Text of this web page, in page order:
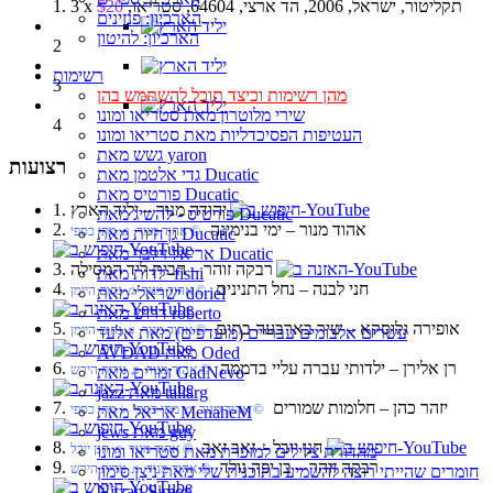
הארכיון: פנזינים
הארכיון: להיטון
רשימות
מהן רשימות וכיצד תוכל להשתמש בהן
שירי מלוטרון מאת סטריאו ומונו
העטיפות הפסיכדליות מאת סטריאו ומונו
גשש מאת yaron
גדי אלטמן מאת Ducatic
פורטיס מאת Ducatic
פורטיס - להשיג מאת Ducatic
גן חיות מאת Ducatic
אריאל זילבר מאת Ducatic
ילדות מאת fishi
ישראלי מאת doriel
דרוש מאת roberto
עשרים אלבומים עבריים (מועדפים) מאת אלעד
AVDAD מאת Oded
זמרים מאת GadNevo
jazz מאת taliarg
אריאל מאת MenaheM
jews מאת guy
מהדורת צלילים למזכרת מאת סטריאו ומונו
חומרים שהייתי רוצה להשמיע בתוכנית שלי מאת נִיצָן סִימוֹן
1. 3 x תקליטור, ישראל, 2006, הד ארצי, 64604, סטריאו, $20
2
3
4
רצועות
1. יהודה מנור‏ – יליד הארץ
2. אהוד מנור‏ – ימי בנימינה‏ © אהוד מנור‏ ♫ מתי כספי
3. רבקה זוהר‏ – הבית ליד המסילה
4. חני לבנה‏ – נחל התנינים‏ © אהוד מנור‏ ♫ נחום היימן
5. אופירה גלוסקא‏ – שיר בארבעה בתים‏ © אהוד מנור‏ ♫ נחום היימן
6. רן אלירן‏ – ילדותי עברה עליי בדממה‏ © אהוד מנור‏ ♫ נורית הירש
7. יזהר כהן‏ – חלומות שמורים ‏ © אהוד מנור‏ ♫ מתי כספי‏ ♭ מתי כספי
8. חנן יובל‏ – זאב זאב‏ © אהוד מנור‏ ♫ חנן יובל
9. רבקה זוהר‏ – בן יפה נולד‏ © אהוד מנור‏ ♫ נורית הירש